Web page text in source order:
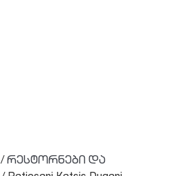
/რესტორნები და